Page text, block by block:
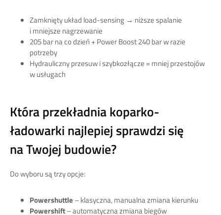
Zamknięty układ load-sensing → niższe spalanie
i mniejsze nagrzewanie
205 bar na co dzień + Power Boost 240 bar w razie
potrzeby
Hydrauliczny przesuw i szybkozłącze = mniej przestojów
w usługach
Która przekładnia koparko-
ładowarki najlepiej sprawdzi się
na Twojej budowie?
Do wyboru są trzy opcje:
Powershuttle – klasyczna, manualna zmiana kierunku
Powershift– automatyczna zmiana biegów